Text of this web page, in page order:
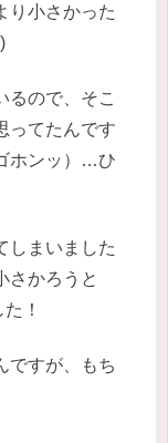
り小さかった
ので、そこ
ってたんです
ホンッ）…ひ
しまいました
さかろうと
！
ですが、もち